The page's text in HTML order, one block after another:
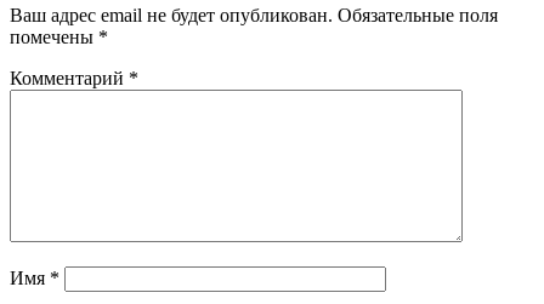
Ваш адрес email не будет опубликован. Обязательные поля
помечены *
Комментарий *
Имя *